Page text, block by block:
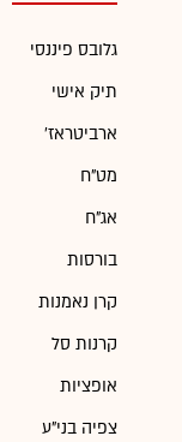
גלובס פיננסי
תיק אישי
'ארביטראז
מט"ח
אג"ח
בורסות
קרן נאמנות
קרנות סל
אופציות
צפיה בני"ע